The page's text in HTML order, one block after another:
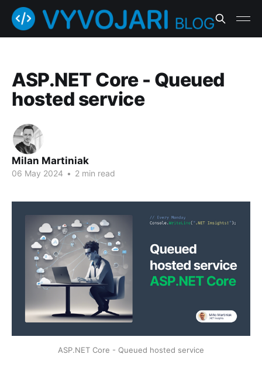
ASP.NET Core - Queued
hosted service
Milan Martiniak
06 May 2024 • 2 min read
ASP.NET Core - Queued hosted service